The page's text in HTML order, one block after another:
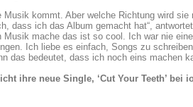
Musik kommt. Aber welche Richtung wird sie
dass ich das Album gemacht hat“,
Musik mache das ist so cool. Ich war nie
Ich liebe es einfach, Songs zu
das bedeutet, dass ich noch eins machen
ihre neue Single, ‘Cut Your Teeth’ bei